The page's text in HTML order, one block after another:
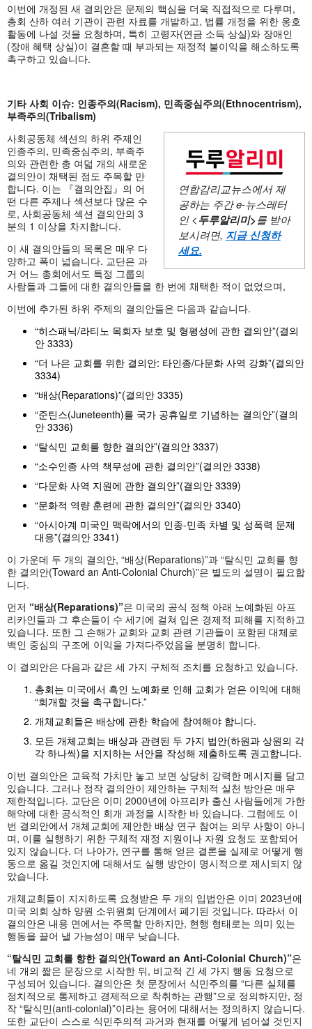
이번에 개정된 새 결의안은 문제의 핵심을 더욱 직접적으로 다루며,
총회 산하 여러 기관이 관련 자료를 개발하고, 법률 개정을 위한 옹호
활동에 나설 것을 요청하며, 특히 고령자(연금 소득 상실)와 장애인
(장애 혜택 상실)이 결혼할 때 부과되는 재정적 불이익을 해소하도록
촉구하고 있습니다.
기타 사회 이슈: 인종주의(Racism), 민족중심주의(Ethnocentrism),
부족주의(Tribalism)
연합감리교뉴스에서 제
공하는 주간e-뉴스레터
인 <두루알리미>를 받아
보시려면, 지금 신청하
세요.
사회공동체 섹션의 하위 주제인
인종주의, 민족중심주의, 부족주
의와 관련한 총 여덟 개의 새로운
결의안이 채택된 점도 주목할 만
합니다. 이는 『결의안집』의 어
떤 다른 주제나 섹션보다 많은 수
로, 사회공동체 섹션 결의안의 3
분의 1 이상을 차지합니다.
이 새 결의안들의 목록은 매우 다
양하고 폭이 넓습니다. 교단은 과
거 어느 총회에서도 특정 그룹의
사람들과 그들에 대한 결의안들을 한 번에 채택한 적이 없었으며,
이번에 추가된 하위 주제의 결의안들은 다음과 같습니다.
“히스패닉/라티노 목회자 보호 및 형평성에 관한 결의안”(결의
안 3333)
“더 나은 교회를 위한 결의안: 타인종/다문화 사역 강화”(결의안
3334)
“배상(Reparations)”(결의안 3335)
“준틴스(Juneteenth)를 국가 공휴일로 기념하는 결의안”(결의
안 3336)
“탈식민 교회를 향한 결의안”(결의안 3337)
“소수인종 사역 책무성에 관한 결의안”(결의안 3338)
“다문화 사역 지원에 관한 결의안”(결의안 3339)
“문화적 역량 훈련에 관한 결의안”(결의안 3340)
“아시아계 미국인 맥락에서의 인종-민족 차별 및 성폭력 문제
대응”(결의안 3341)
이 가운데 두 개의 결의안, “배상(Reparations)”과 “탈식민 교회를 향
한 결의안(Toward an Anti-Colonial Church)”은 별도의 설명이 필요합
니다.
먼저 “배상(Reparations)”은 미국의 공식 정책 아래 노예화된 아프
리카인들과 그 후손들이 수 세기에 걸쳐 입은 경제적 피해를 지적하고
있습니다. 또한 그 손해가 교회와 교회 관련 기관들이 포함된 대체로
백인 중심의 구조에 이익을 가져다주었음을 분명히 합니다.
이 결의안은 다음과 같은 세 가지 구체적 조치를 요청하고 있습니다.
총회는 미국에서 흑인 노예화로 인해 교회가 얻은 이익에 대해
“회개할 것을 촉구합니다.”
개체교회들은 배상에 관한 학습에 참여해야 합니다.
모든 개체교회는 배상과 관련된 두 가지 법안(하원과 상원의 각
각 하나씩)을 지지하는 서안을 작성해 제출하도록 권고합니다.
이번 결의안은 교육적 가치만 놓고 보면 상당히 강력한 메시지를 담고
있습니다. 그러나 정작 결의안이 제안하는 구체적 실천 방안은 매우
제한적입니다. 교단은 이미 2000년에 아프리카 출신 사람들에게 가한
해악에 대한 공식적인 회개 과정을 시작한 바 있습니다. 그럼에도 이
번 결의안에서 개체교회에 제안한 배상 연구 참여는 의무 사항이 아니
며, 이를 실행하기 위한 구체적 재정 지원이나 자원 요청도 포함되어
있지 않습니다. 더 나아가, 연구를 통해 얻은 결론을 실제로 어떻게 행
동으로 옮길 것인지에 대해서도 실행 방안이 명시적으로 제시되지 않
았습니다.
개체교회들이 지지하도록 요청받은 두 개의 입법안은 이미 2023년에
미국 의회 상하 양원 소위원회 단계에서 폐기된 것입니다. 따라서 이
결의안은 내용 면에서는 주목할 만하지만, 현행 형태로는 의미 있는
행동을 끌어 낼 가능성이 매우 낮습니다.
“탈식민 교회를 향한 결의안(Toward an Anti-Colonial Church)”은
네 개의 짧은 문장으로 시작한 뒤, 비교적 긴 세 가지 행동 요청으로
구성되어 있습니다. 결의안은 첫 문장에서 식민주의를 “다른 실체를
정치적으로 통제하고 경제적으로 착취하는 관행”으로 정의하지만, 정
작 “탈식민(anti-colonial)”이라는 용어에 대해서는 정의하지 않습니다.
또한 교단이 스스로 식민주의적 과거와 현재를 어떻게 넘어설 것인지